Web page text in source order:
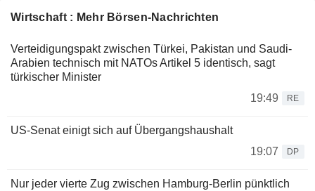
Wirtschaft : Mehr Börsen-Nachrichten
Verteidigungspakt zwischen Türkei, Pakistan und Saudi-
Arabien technisch mit NATOs Artikel 5 identisch, sagt
türkischer Minister
19:49
RE
US-Senat einigt sich auf Übergangshaushalt
19:07
DP
Nur jeder vierte Zug zwischen Hamburg-Berlin pünktlich